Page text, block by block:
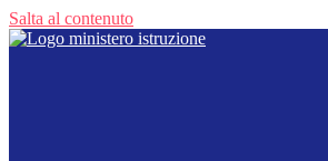
Salta al contenuto